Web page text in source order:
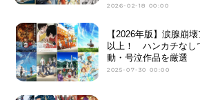
2026-02-18 00:00
【2026年版】涙腺崩
以上！ ハンカチなし
動・号泣作品を厳選
2025-07-30 00:00